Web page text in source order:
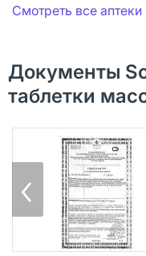
Смотреть все аптеки
Документы
таблетки